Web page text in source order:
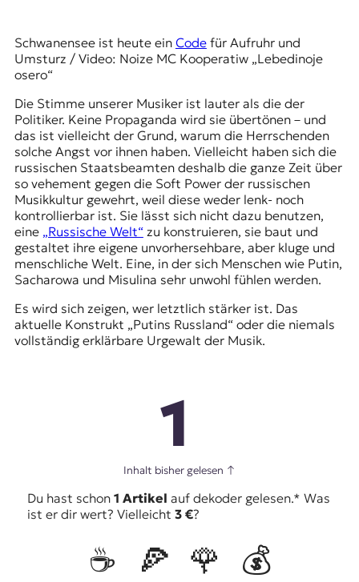
Schwanensee ist heute ein Codefür Aufruhr und
Umsturz / Video: Noize MC Kooperatiw „Lebedinoje
osero“
Die Stimme unserer Musiker ist lauter als die der
Politiker. Keine Propaganda wird sie übertönen – und
das ist vielleicht der Grund, warum die Herrschenden
solche Angst vor ihnen haben. Vielleicht haben sich die
russischen Staatsbeamten deshalb die ganze Zeit über
so vehement gegen die Soft Power der russischen
Musikkultur gewehrt, weil diese weder lenk- noch
kontrollierbar ist. Sie lässt sich nicht dazu benutzen,
eine „Russische Welt“zu konstruieren, sie baut und
gestaltet ihre eigene unvorhersehbare, aber kluge und
menschliche Welt. Eine, in der sich Menschen wie Putin,
Sacharowa und Misulina sehr unwohl fühlen werden.
Es wird sich zeigen, wer letztlich stärker ist. Das
aktuelle Konstrukt „Putins Russland“ oder die niemals
vollständig erklärbare Urgewalt der Musik.
1
Inhalt bisher gelesen ↑
Du hast schon 1 Artikel auf dekoder gelesen.* Was
ist er dir wert? Vielleicht 3 €?
☕️ 🍕 🌹
💰